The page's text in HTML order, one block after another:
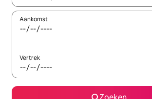
Aankomst
Vertrek